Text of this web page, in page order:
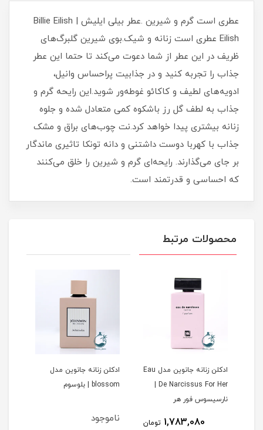
عطری است گرم و شیرین .عطر بیلی ایلیش | Billie Eilish
Eilish عطری است زنانه و شیک.بوی شیرین گلبرگ‌های
ظریف در این عطر از شما دعوت می‌کند تا حتما این عطر
جذاب را تجربه کنید و در جذابیت پراحساس وانیل،
ادویه‌های لطیف و کاکائو غوطه‌ور شوید.این رایحه گرم و
جذاب به لطف گل رز باشکوه کمی متعادل شده و جلوه
زنانه بیشتری پیدا خواهد کرد.نت چوب‌های براق و مشک
جذاب با کهربا دوست داشتنی و دانه تونکا تاثیری ماندگار
بر جای می‌گذارند. رایحه‌ای گرم و شیرین را خلق می‌کنند
که احساسی و قدرتمند است.
محصولات مرتبط
ادکلن زنانه جانوین مدل Eau
نارسیسوس فور هر
1,783,080 تومان
ادکلن زنانه جانوین مدل
blossom | بلوسوم
ناموجود